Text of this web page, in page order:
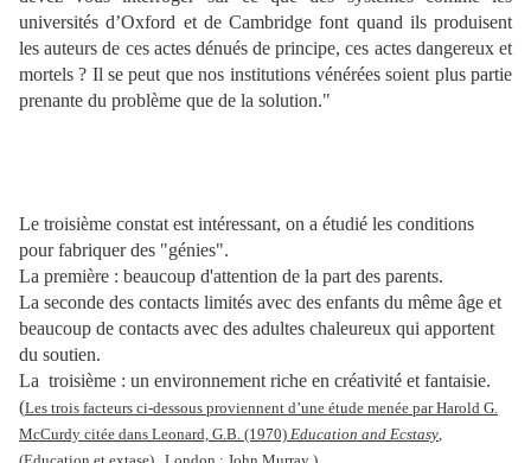
universités d’Oxford et de Cambridge font quand ils produisent
les auteurs de ces actes dénués de principe, ces actes dangereux et
mortels ? Il se peut que nos institutions vénérées soient plus partie
prenante du problème que de la solution."
Le troisième constat est intéressant, on a étudié les conditions
pour fabriquer des "génies".
La première : beaucoup d'attention de la part des parents.
La seconde des contacts limités avec des enfants du même âge et
beaucoup de contacts avec des adultes chaleureux qui apportent
du soutien.
La troisième : un environnement riche en créativité et fantaisie.
(Les trois facteurs ci-dessous proviennent d’une étude menée par Harold G.
McCurdy citée dans Leonard, G.B. (1970) Education and Ecstasy,